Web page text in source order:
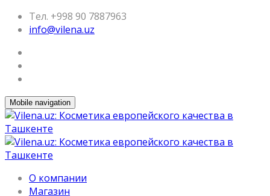
Тел. +998 90 7887963
info@vilena.uz
Mobile navigation
О компании
Магазин